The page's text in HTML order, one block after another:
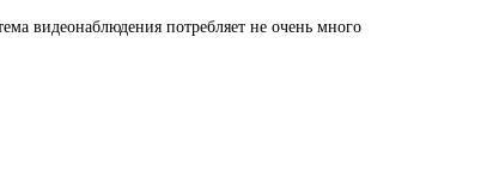
видеонаблюдения потребляет не очень много